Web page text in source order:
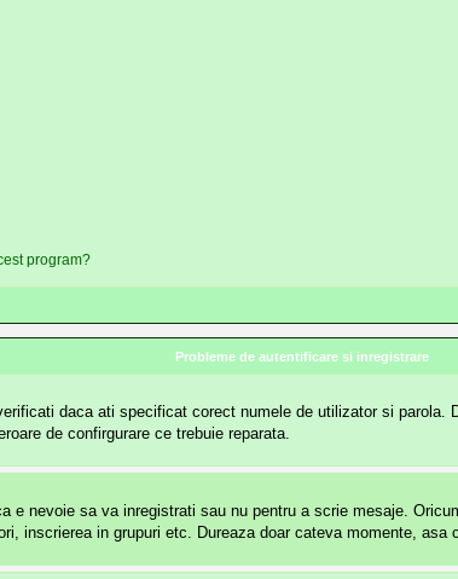
program?
Probleme de autentificare si inregistrare
daca ati specificat corect numele de utilizator si
de confirgurare ce trebuie reparata.
e nevoie sa va inregistrati sau nu pentru a scrie mesaje.
inscrierea in grupuri etc. Dureaza doar cateva momente, asa